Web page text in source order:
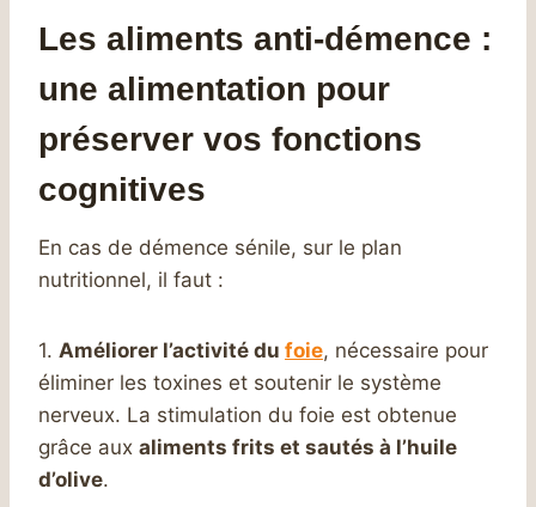
Les aliments anti-démence :
une alimentation pour
préserver vos fonctions
cognitives
En cas de démence sénile, sur le plan
nutritionnel, il faut :
1. Améliorer l’activité du foie, nécessaire pour
éliminer les toxines et soutenir le système
nerveux. La stimulation du foie est obtenue
grâce aux aliments frits et sautés à l’huile
d’olive.